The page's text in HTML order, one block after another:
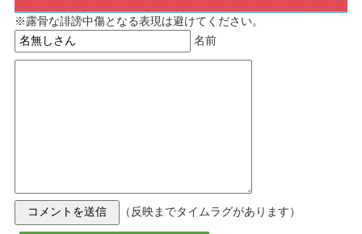
※露骨な誹謗中傷となる表現は避けてください。
名前
（反映までタイムラグがあります）